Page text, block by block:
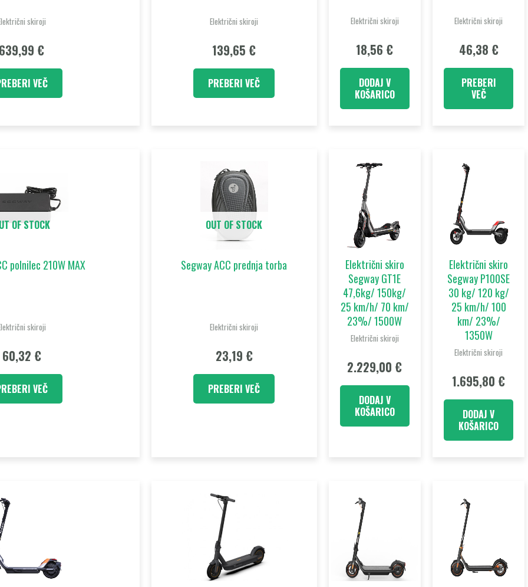
skiroji
€
VEČ
Električni skiroji
139,65 €
PREBERI VEČ
Električni skiroji
18,56 €
DODAJ V
KOŠARICO
Električni skiroji
46,38 €
PREBERI
VEČ
OF STOCK
polnilec 210W MAX
skiroji
60,32 €
VEČ
OUT OF STOCK
Segway ACC prednja torba
Električni skiroji
23,19 €
PREBERI VEČ
Električni skiro
Segway GT1E
47,6kg/ 150kg/
25 km/h/ 70 km/
23%/ 1500W
Električni skiroji
2.229,00 €
DODAJ V
KOŠARICO
Električni skiro
Segway P100SE
30 kg/ 120 kg/
25 km/h/ 100
km/ 23%/
1350W
Električni skiroji
1.695,80 €
DODAJ V
KOŠARICO